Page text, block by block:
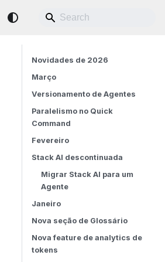
Novidades de 2026
Março
Versionamento de Agentes
Paralelismo no Quick
Command
Fevereiro
Stack AI descontinuada
Migrar Stack AI para um
Agente
Janeiro
Nova seção de Glossário
Nova feature de analytics de
tokens